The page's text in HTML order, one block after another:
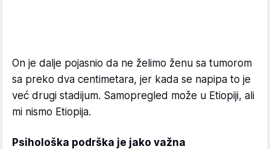
On je dalje pojasnio da ne želimo ženu sa tumorom
sa preko dva centimetara, jer kada se napipa to je
već drugi stadijum. Samopregled može u Etiopiji, ali
mi nismo Etiopija.
Psihološka podrška je jako važna